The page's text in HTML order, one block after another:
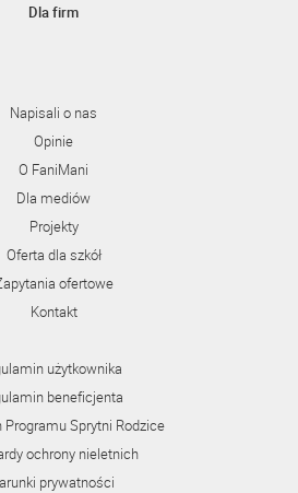
Dla firm
Napisali o nas
Opinie
O FaniMani
Dla mediów
Projekty
Oferta dla szkół
ofertowe
Kontakt
użytkownika
beneficjenta
Programu Sprytni Rodzice
ochrony nieletnich
prywatności